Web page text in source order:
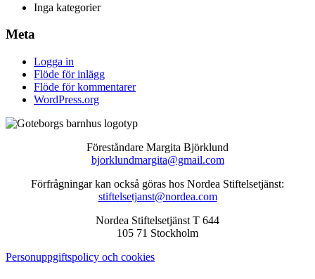
Inga kategorier
Meta
Logga in
Flöde för inlägg
Flöde för kommentarer
WordPress.org
Föreståndare Margita Björklund
bjorklundmargita@gmail.com
Förfrågningar kan också göras hos Nordea Stiftelsetjänst:
stiftelsetjanst@nordea.com
Nordea Stiftelsetjänst T 644
105 71 Stockholm
Personuppgiftspolicy och cookies